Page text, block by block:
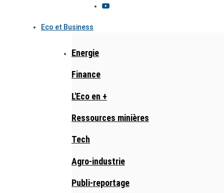
Eco et Business
Energie
Finance
L'Eco en +
Ressources minières
Tech
Agro-industrie
Publi-reportage